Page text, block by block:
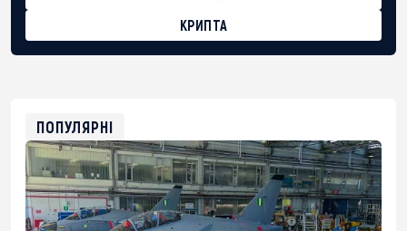
КРИПТА
0xfD02863D3289416fcF50975c9DFda13623f97758
ПОПУЛЯРНІ